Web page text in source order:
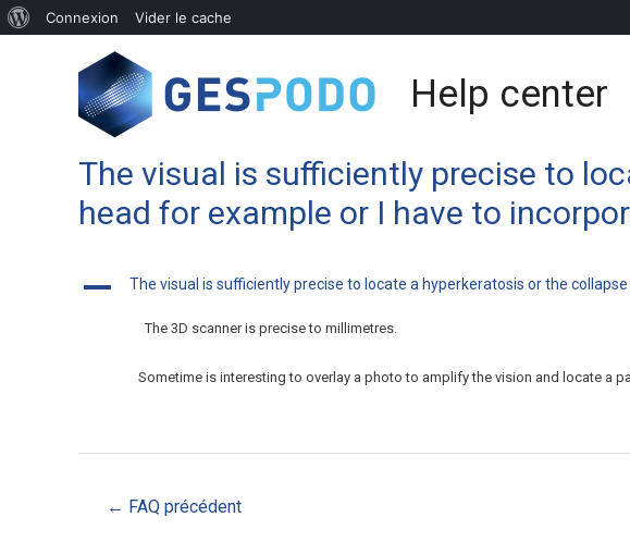
Connexion Vider le cache
Help center
The visual is sufficiently precise to
head for example or I have to
A The visual is sufficiently precise to locate a hyperkeratosis or the
The 3D scanner is precise to millimetres.
Sometime is interesting to overlay a photo to amplify the vision and locate a
← FAQ précédent